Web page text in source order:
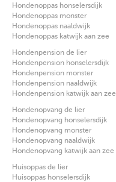
Hondenoppas honselersdijk
Hondenoppas monster
Hondenoppas naaldwijk
Hondenoppas katwijk aan zee
Hondenpension de lier
Hondenpension honselersdijk
Hondenpension monster
Hondenpension naaldwijk
Hondenpension katwijk aan zee
Hondenopvang de lier
Hondenopvang honselersdijk
Hondenopvang monster
Hondenopvang naaldwijk
Hondenopvang katwijk aan zee
Huisoppas de lier
Huisoppas honselersdijk